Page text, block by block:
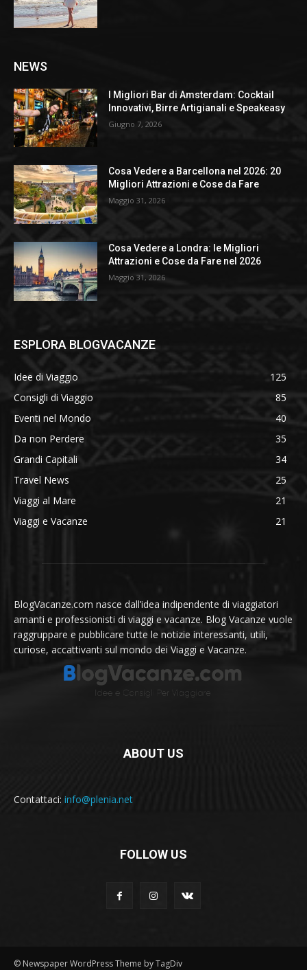
NEWS
I Migliori Bar di Amsterdam: Cocktail
Innovativi, Birre Artigianali e Speakeasy
Giugno 7, 2026
Cosa Vedere a Barcellona nel 2026: 20
Migliori Attrazioni e Cose da Fare
Maggio 31, 2026
Cosa Vedere a Londra: le Migliori
Attrazioni e Cose da Fare nel 2026
Maggio 31, 2026
ESPLORA BLOGVACANZE
Idee di Viaggio
125
Consigli di Viaggio
85
Eventi nel Mondo
40
Da non Perdere
35
Grandi Capitali
34
Travel News
25
Viaggi al Mare
21
Viaggi e Vacanze
21
BlogVacanze.com nasce dall’idea indipendente di viaggiatori
amanti e professionisti di viaggi e vacanze. Blog Vacanze vuole
raggruppare e pubblicare tutte le notizie interessanti, utili,
curiose, accattivanti sul mondo dei Viaggi e Vacanze.
ABOUT US
Contattaci: info@plenia.net
FOLLOW US
© Newspaper WordPress Theme by TagDiv